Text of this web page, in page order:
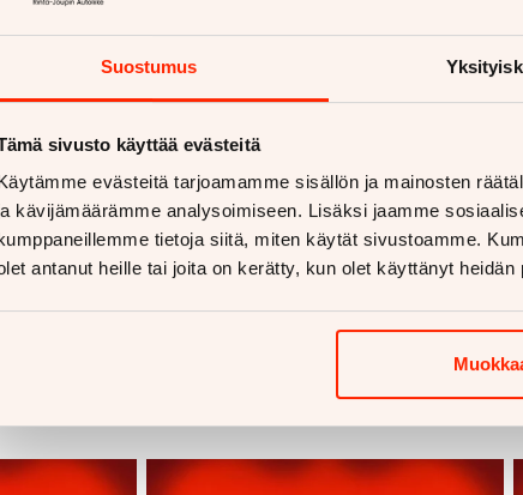
Suostumus
sivusto käyttää evästeitä
evästeitä tarjoamamme sisällön ja mainosten
kävijämäärämme analysoimiseen. Lisäksi jaamme
tietoja siitä, miten käytät sivustoamme.
antanut heille tai joita on kerätty, kun olet käyttänyt heidän
ajoneuvoja